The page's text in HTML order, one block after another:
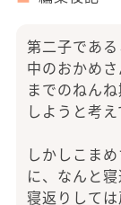
第二子であ
中のおかめ
までのねん
しようと考え
しかしこま
に、なんと
寝返りして